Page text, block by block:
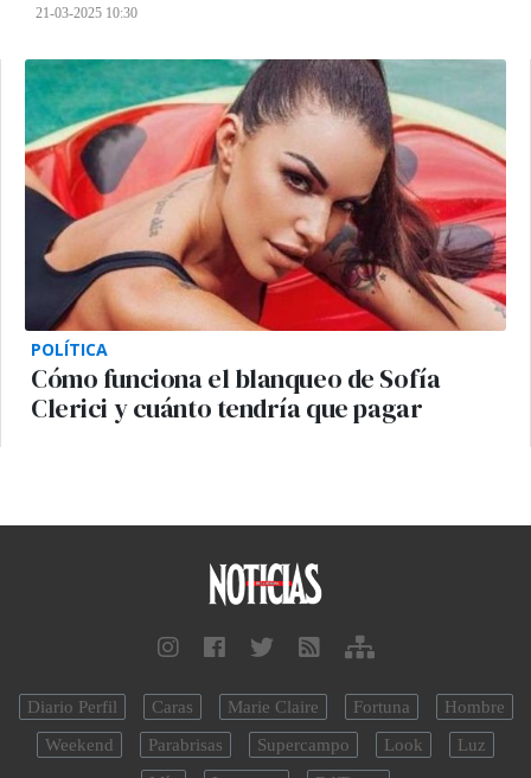
21-03-2025 10:30
POLÍTICA
Cómo funciona el blanqueo de Sofía
Clerici y cuánto tendría que pagar
Diario Perfil Caras Marie Claire Fortuna
Hombre
Weekend
Parabrisas Supercampo Look
Luz